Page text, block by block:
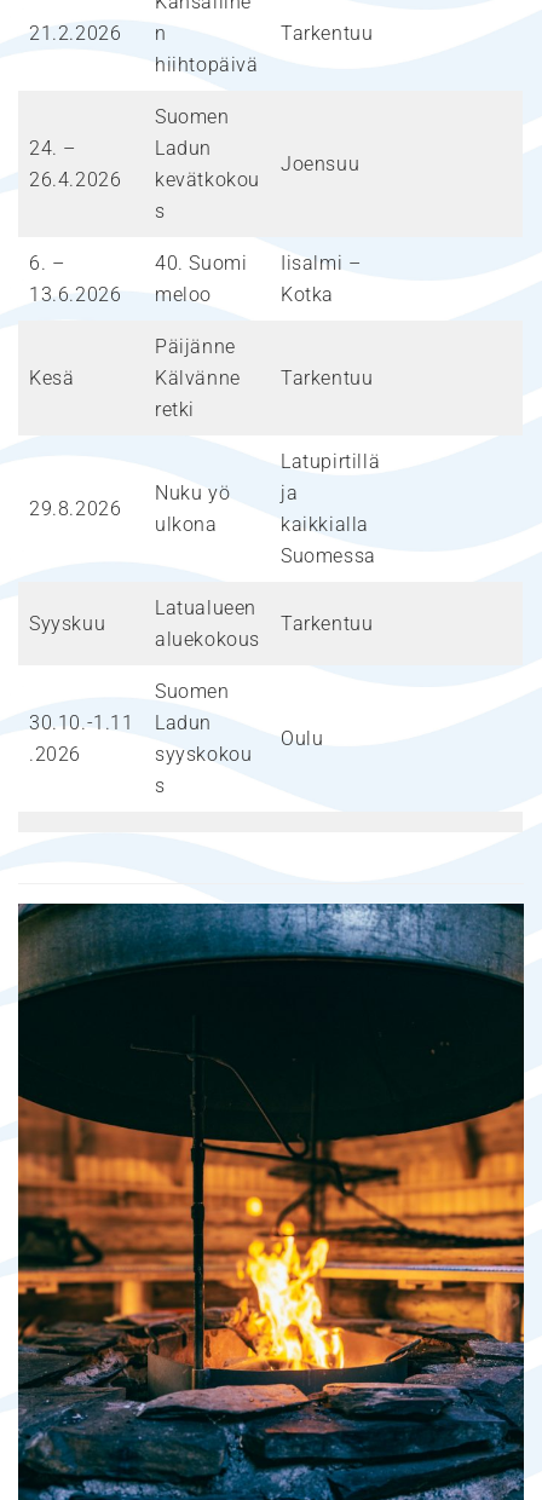
21.2.2026
n
hiihtopäivä
Tarkentuu
24. –
26.4.2026
Suomen
Ladun
kevätkokou
s
Joensuu
6. –
13.6.2026
40. Suomi
meloo
Iisalmi –
Kotka
Kesä
Päijänne
Kälvänne
retki
Tarkentuu
29.8.2026
Nuku yö
ulkona
Latupirtillä
ja
kaikkialla
Suomessa
Syyskuu
Latualueen
aluekokous
Tarkentuu
30.10.-1.11
.2026
Suomen
Ladun
syyskokou
s
Oulu